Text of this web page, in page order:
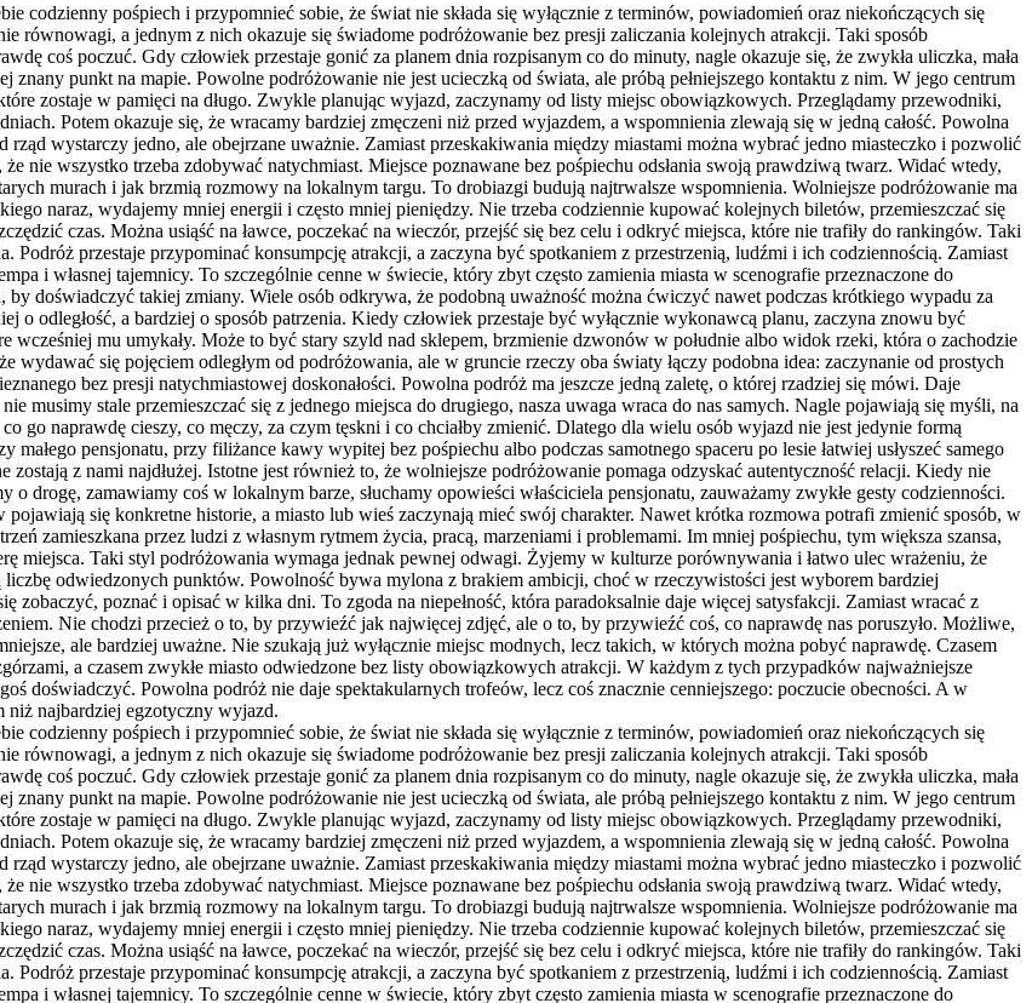
codzienny pośpiech i przypomnieć sobie, że świat nie składa się wyłącznie z terminów, powiadomień oraz niekończących się
równowagi, a jednym z nich okazuje się świadome podróżowanie bez presji zaliczania kolejnych atrakcji. Taki sposób
coś poczuć. Gdy człowiek przestaje gonić za planem dnia rozpisanym co do minuty, nagle okazuje się, że zwykła uliczka, mała
punkt na mapie. Powolne podróżowanie nie jest ucieczką od świata, ale próbą pełniejszego kontaktu z nim. W jego centrum
zostaje w pamięci na długo. Zwykle planując wyjazd, zaczynamy od listy miejsc obowiązkowych. Przeglądamy przewodniki,
Potem okazuje się, że wracamy bardziej zmęczeni niż przed wyjazdem, a wspomnienia zlewają się w jedną całość. Powolna
rząd wystarczy jedno, ale obejrzane uważnie. Zamiast przeskakiwania między miastami można wybrać jedno miasteczko i pozwolić
nie wszystko trzeba zdobywać natychmiast. Miejsce poznawane bez pośpiechu odsłania swoją prawdziwą twarz. Widać wtedy,
murach i jak brzmią rozmowy na lokalnym targu. To drobiazgi budują najtrwalsze wspomnienia. Wolniejsze podróżowanie ma
naraz, wydajemy mniej energii i często mniej pieniędzy. Nie trzeba codziennie kupować kolejnych biletów, przemieszczać się
czas. Można usiąść na ławce, poczekać na wieczór, przejść się bez celu i odkryć miejsca, które nie trafiły do rankingów. Taki
przestaje przypominać konsumpcję atrakcji, a zaczyna być spotkaniem z przestrzenią, ludźmi i ich codziennością. Zamiast
i własnej tajemnicy. To szczególnie cenne w świecie, który zbyt często zamienia miasta w scenografie przeznaczone do
doświadczyć takiej zmiany. Wiele osób odkrywa, że podobną uważność można ćwiczyć nawet podczas krótkiego wypadu za
o odległość, a bardziej o sposób patrzenia. Kiedy człowiek przestaje być wyłącznie wykonawcą planu, zaczyna znowu być
wcześniej mu umykały. Może to być stary szyld nad sklepem, brzmienie dzwonów w południe albo widok rzeki, która o zachodzie
wydawać się pojęciem odległym od podróżowania, ale w gruncie rzeczy oba światy łączy podobna idea: zaczynanie od prostych
bez presji natychmiastowej doskonałości. Powolna podróż ma jeszcze jedną zaletę, o której rzadziej się mówi. Daje
musimy stale przemieszczać się z jednego miejsca do drugiego, nasza uwaga wraca do nas samych. Nagle pojawiają się myśli, na
go naprawdę cieszy, co męczy, za czym tęskni i co chciałby zmienić. Dlatego dla wielu osób wyjazd nie jest jedynie formą
pensjonatu, przy filiżance kawy wypitej bez pośpiechu albo podczas samotnego spaceru po lesie łatwiej usłyszeć samego
zostają z nami najdłużej. Istotne jest również to, że wolniejsze podróżowanie pomaga odzyskać autentyczność relacji. Kiedy nie
drogę, zamawiamy coś w lokalnym barze, słuchamy opowieści właściciela pensjonatu, zauważamy zwykłe gesty codzienności.
się konkretne historie, a miasto lub wieś zaczynają mieć swój charakter. Nawet krótka rozmowa potrafi zmienić sposób, w
zamieszkana przez ludzi z własnym rytmem życia, pracą, marzeniami i problemami. Im mniej pośpiechu, tym większa szansa,
miejsca. Taki styl podróżowania wymaga jednak pewnej odwagi. Żyjemy w kulturze porównywania i łatwo ulec wrażeniu, że
odwiedzonych punktów. Powolność bywa mylona z brakiem ambicji, choć w rzeczywistości jest wyborem bardziej
zobaczyć, poznać i opisać w kilka dni. To zgoda na niepełność, która paradoksalnie daje więcej satysfakcji. Zamiast wracać z
Nie chodzi przecież o to, by przywieźć jak najwięcej zdjęć, ale o to, by przywieźć coś, co naprawdę nas poruszyło. Możliwe,
ale bardziej uważne. Nie szukają już wyłącznie miejsc modnych, lecz takich, w których można pobyć naprawdę. Czasem
a czasem zwykłe miasto odwiedzone bez listy obowiązkowych atrakcji. W każdym z tych przypadków najważniejsze
doświadczyć. Powolna podróż nie daje spektakularnych trofeów, lecz coś znacznie cenniejszego: poczucie obecności. A w
niż najbardziej egzotyczny wyjazd.
codzienny pośpiech i przypomnieć sobie, że świat nie składa się wyłącznie z terminów, powiadomień oraz niekończących się
równowagi, a jednym z nich okazuje się świadome podróżowanie bez presji zaliczania kolejnych atrakcji. Taki sposób
coś poczuć. Gdy człowiek przestaje gonić za planem dnia rozpisanym co do minuty, nagle okazuje się, że zwykła uliczka, mała
punkt na mapie. Powolne podróżowanie nie jest ucieczką od świata, ale próbą pełniejszego kontaktu z nim. W jego centrum
zostaje w pamięci na długo. Zwykle planując wyjazd, zaczynamy od listy miejsc obowiązkowych. Przeglądamy przewodniki,
Potem okazuje się, że wracamy bardziej zmęczeni niż przed wyjazdem, a wspomnienia zlewają się w jedną całość. Powolna
rząd wystarczy jedno, ale obejrzane uważnie. Zamiast przeskakiwania między miastami można wybrać jedno miasteczko i pozwolić
nie wszystko trzeba zdobywać natychmiast. Miejsce poznawane bez pośpiechu odsłania swoją prawdziwą twarz. Widać wtedy,
murach i jak brzmią rozmowy na lokalnym targu. To drobiazgi budują najtrwalsze wspomnienia. Wolniejsze podróżowanie ma
naraz, wydajemy mniej energii i często mniej pieniędzy. Nie trzeba codziennie kupować kolejnych biletów, przemieszczać się
czas. Można usiąść na ławce, poczekać na wieczór, przejść się bez celu i odkryć miejsca, które nie trafiły do rankingów. Taki
przestaje przypominać konsumpcję atrakcji, a zaczyna być spotkaniem z przestrzenią, ludźmi i ich codziennością. Zamiast
i własnej tajemnicy. To szczególnie cenne w świecie, który zbyt często zamienia miasta w scenografie przeznaczone do